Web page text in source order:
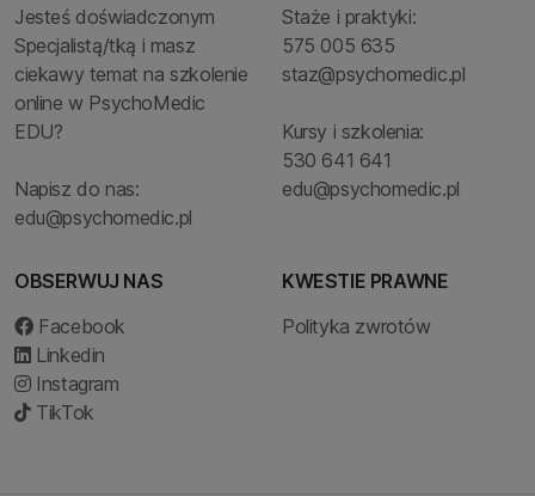
Jesteś doświadczonym
Specjalistą/tką i masz
ciekawy temat na szkolenie
online w PsychoMedic
EDU?
Napisz do nas:
edu@psychomedic.pl
Staże i praktyki:
575 005 635
staz@psychomedic.pl
Kursy i szkolenia:
530 641 641
edu@psychomedic.pl
OBSERWUJ NAS
Facebook
Linkedin
Instagram
TikTok
KWESTIE PRAWNE
Polityka zwrotów